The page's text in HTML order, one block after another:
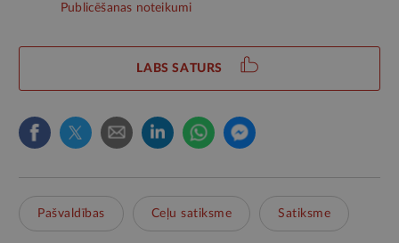
Publicēšanas noteikumi
LABS SATURS
Pašvaldības Ceļu satiksme Satiksme